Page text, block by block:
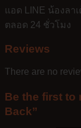
แอด LINE น้องลาเ
ตลอด 24 ชั่วโมง
Reviews
There are no
Be the first to
Back”